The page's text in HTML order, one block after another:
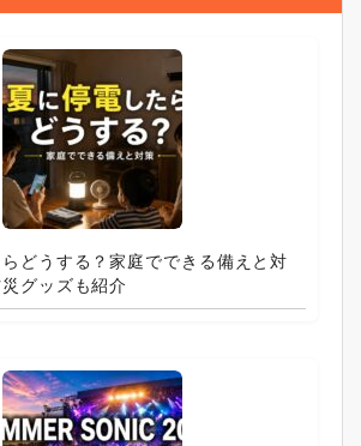
どうする？家庭でできる備えと対
グッズも紹介